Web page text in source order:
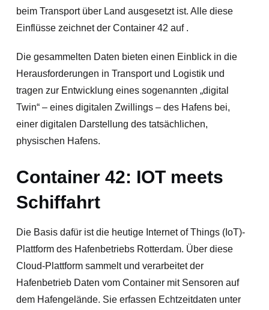
beim Transport über Land ausgesetzt ist. Alle diese
Einflüsse zeichnet der Container 42 auf .
Die gesammelten Daten bieten einen Einblick in die
Herausforderungen in Transport und Logistik und
tragen zur Entwicklung eines sogenannten „digital
Twin“ – eines digitalen Zwillings – des Hafens bei,
einer digitalen Darstellung des tatsächlichen,
physischen Hafens.
Container 42: IOT meets
Schiffahrt
Die Basis dafür ist die heutige Internet of Things (IoT)-
Plattform des Hafenbetriebs Rotterdam. Über diese
Cloud-Plattform sammelt und verarbeitet der
Hafenbetrieb Daten vom Container mit Sensoren auf
dem Hafengelände. Sie erfassen Echtzeitdaten unter